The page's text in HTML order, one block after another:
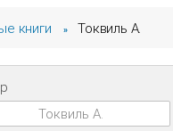
книги » Токвиль А.